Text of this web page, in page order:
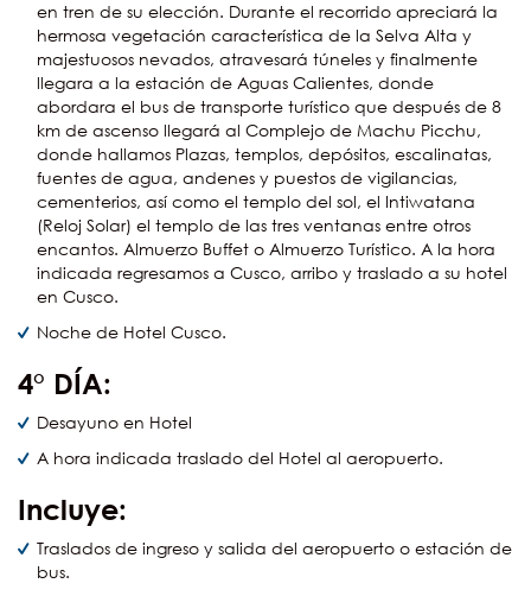
en tren de su elección. Durante el recorrido apreciará la
hermosa vegetación característica de la Selva Alta y
majestuosos nevados, atravesará túneles y finalmente
llegara a la estación de Aguas Calientes, donde
abordara el bus de transporte turístico que después de 8
km de ascenso llegará al Complejo de Machu Picchu,
donde hallamos Plazas, templos, depósitos, escalinatas,
fuentes de agua, andenes y puestos de vigilancias,
cementerios, así como el templo del sol, el Intiwatana
(Reloj Solar) el templo de las tres ventanas entre otros
encantos. Almuerzo Buffet o Almuerzo Turístico. A la hora
indicada regresamos a Cusco, arribo y traslado a su hotel
en Cusco.
Noche de Hotel Cusco.
4° DÍA:
Desayuno en Hotel
A hora indicada traslado del Hotel al aeropuerto.
Incluye:
Traslados de ingreso y salida del aeropuerto o estación de
bus.